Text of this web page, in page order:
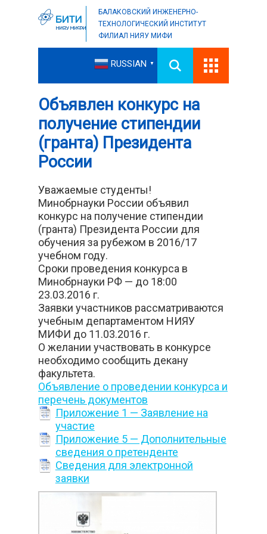
БАЛАКОВСКИЙ ИНЖЕНЕРНО-
ТЕХНОЛОГИЧЕСКИЙ ИНСТИТУТ
ФИЛИАЛ НИЯУ МИФИ
RUSSIAN ▼
Объявлен конкурс на
получение стипендии
(гранта) Президента
России
Уважаемые студенты!
Минобрнауки России объявил
конкурс на получение стипендии
(гранта) Президента России для
обучения за рубежом в 2016/17
учебном году.
Сроки проведения конкурса в
Минобрнауки РФ — до 18:00
23.03.2016 г.
Заявки участников рассматриваются
учебным департаментом НИЯУ
МИФИ до 11.03.2016 г.
О желании участвовать в конкурсе
необходимо сообщить декану
факультета.
Объявление о проведении конкурса и
перечень документов
Приложение 1 — Заявление на
участие
Приложение 5 — Дополнительные
сведения о претенденте
Сведения для электронной
заявки